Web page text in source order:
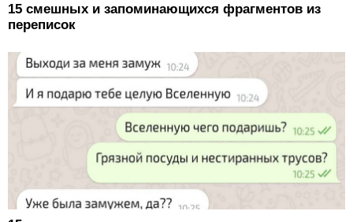
15 смешных и запоминающихся фрагментов из
переписок